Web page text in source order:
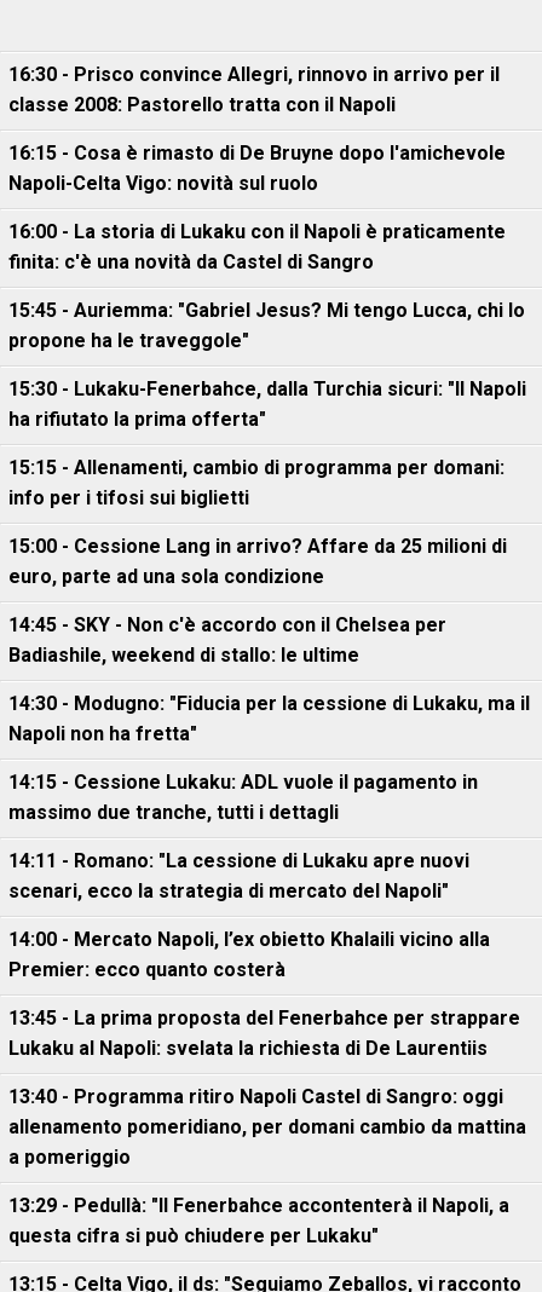
16:30 - Prisco convince Allegri, rinnovo in arrivo per il
classe 2008: Pastorello tratta con il Napoli
16:15 - Cosa è rimasto di De Bruyne dopo l'amichevole
Napoli-Celta Vigo: novità sul ruolo
16:00 - La storia di Lukaku con il Napoli è praticamente
finita: c'è una novità da Castel di Sangro
15:45 - Auriemma: "Gabriel Jesus? Mi tengo Lucca, chi lo
propone ha le traveggole"
15:30 - Lukaku-Fenerbahce, dalla Turchia sicuri: "Il Napoli
ha rifiutato la prima offerta"
15:15 - Allenamenti, cambio di programma per domani:
info per i tifosi sui biglietti
15:00 - Cessione Lang in arrivo? Affare da 25 milioni di
euro, parte ad una sola condizione
14:45 - SKY - Non c'è accordo con il Chelsea per
Badiashile, weekend di stallo: le ultime
14:30 - Modugno: "Fiducia per la cessione di Lukaku, ma il
Napoli non ha fretta"
14:15 - Cessione Lukaku: ADL vuole il pagamento in
massimo due tranche, tutti i dettagli
14:11 - Romano: "La cessione di Lukaku apre nuovi
scenari, ecco la strategia di mercato del Napoli"
14:00 - Mercato Napoli, l’ex obietto Khalaili vicino alla
Premier: ecco quanto costerà
13:45 - La prima proposta del Fenerbahce per strappare
Lukaku al Napoli: svelata la richiesta di De Laurentiis
13:40 - Programma ritiro Napoli Castel di Sangro: oggi
allenamento pomeridiano, per domani cambio da mattina
a pomeriggio
13:29 - Pedullà: "Il Fenerbahce accontenterà il Napoli, a
questa cifra si può chiudere per Lukaku"
13:15 - Celta Vigo, il ds: "Seguiamo Zeballos, vi racconto